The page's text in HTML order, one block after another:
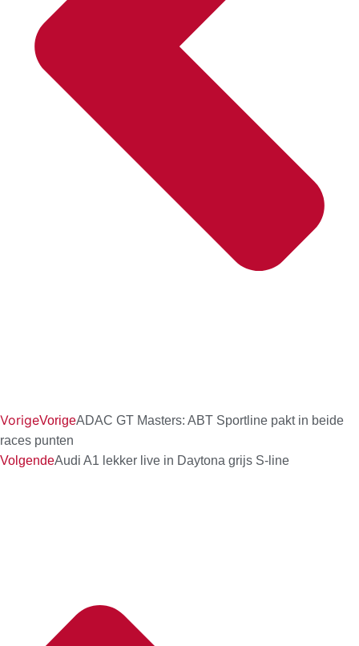
VorigeVorigeADAC GT Masters: ABT Sportline pakt in beide
races punten
VolgendeAudi A1 lekker live in Daytona grijs S-line